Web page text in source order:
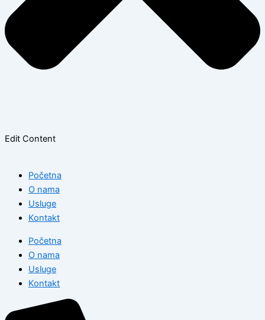
Edit Content
Početna
O nama
Usluge
Kontakt
Početna
O nama
Usluge
Kontakt